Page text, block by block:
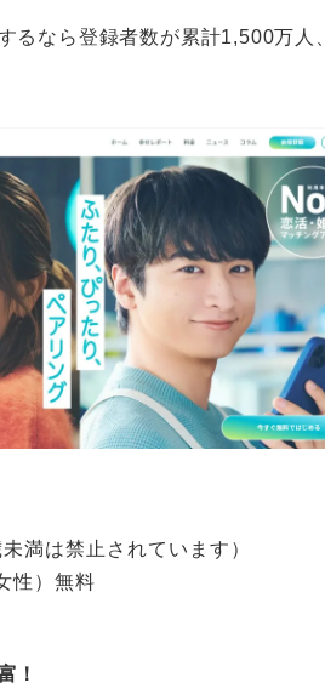
るなら登録者数が累計1,500万人
満は禁止されています）
性）無料
！